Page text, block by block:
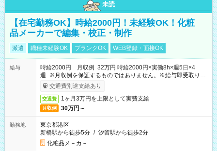
未読
【在宅勤務OK】時給2000円！未経験OK！化粧
品メーカーで編集・校正・制作
派遣 職種未経験OK ブランクOK WEB登録・面接OK
給与
時給2000円 月収例 32万円 時給2000円×実働8h×週5日×4
週 ※月収例を保証するものではありません。※給与即受取りサ
ービス利用可（利用条件有）
交通費別途支給あり
交通費 1ヶ月3万円を上限として実費支給
月収例 30万円～
勤務地
東京都港区
新橋駅から徒歩5分 / 汐留駅から徒歩2分
化粧品メ－カ－